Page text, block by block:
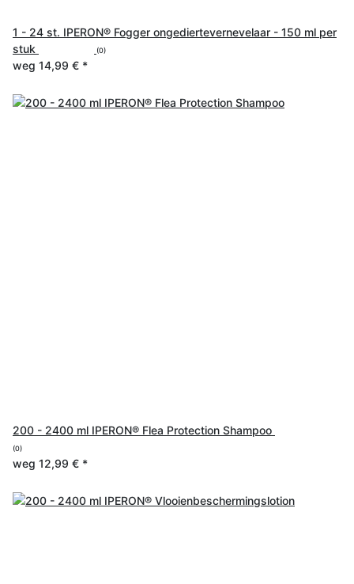
1 - 24 st. IPERON® Fogger ongediertevernevelaar - 150 ml per
stuk
(0)
weg 14,99 € *
200 - 2400 ml IPERON® Flea Protection Shampoo
(0)
weg 12,99 € *